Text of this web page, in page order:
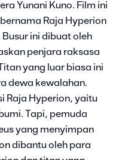
Yunani Kuno. Film ini
Raja Hyperion
ini dibuat oleh
penjara raksasa
yang luar biasa ini
dewa kewalahan.
Raja Hyperion, yaitu
Tapi, pemuda
yang menyimpan
dibantu oleh para